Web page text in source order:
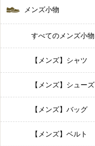
メンズ小物
すべてのメンズ小物
【メンズ】シャツ
【メンズ】シューズ
【メンズ】バッグ
【メンズ】ベルト